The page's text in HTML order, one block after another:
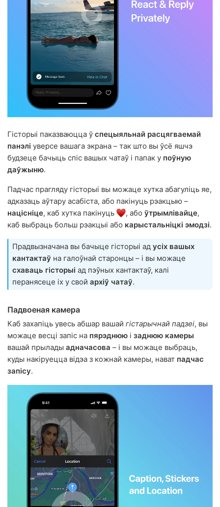
Гісторыі паказваюцца ў спецыяльнай расцягваемай
панэлі уверсе вашага экрана – так што вы ўсё яшчэ
будзеце бачыць спіс вашых чатаў і папак у поўную
даўжыню.
Падчас прагляду гісторыі вы можаце хутка абагуліць яе,
адказаць аўтару асабіста, або пакінуць рэакцыю –
націсніце, каб хутка пакінуць , абоўтрымлівайце,
каб выбраць больш рэакцыі або карыстальніцкі эмодзі.
Прадвызначана вы бачыце гісторыі ад усіх вашых
кантактаў на галоўнай старонцы – і вы можаце
схаваць гісторыі ад пэўных кантактаў, калі
перанясеце іх у свой архіў чатаў.
Падвоеная камера
Каб захапіць увесь абшар вашай гістарычнай падзеі, вы
можаце весці запіс на пярэднюю і заднюю камеры
вашай прылады адначасова – і вы можаце выбраць,
куды накіруецца відэа з кожнай камеры, нават падчас
запісу.